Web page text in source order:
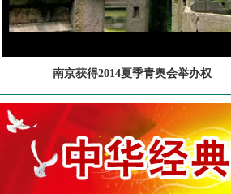
南京获得2014夏季青奥会举办权